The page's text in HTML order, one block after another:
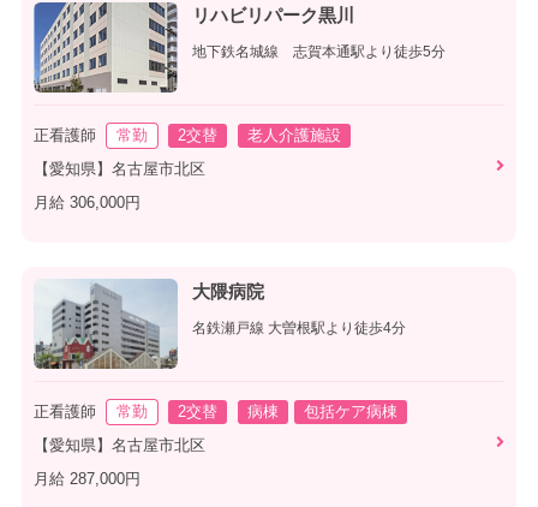
リハビリパーク黒川
地下鉄名城線 志賀本通駅より徒歩5分
正看護師 常勤 2交替
老人介護施設
【愛知県】名古屋市北区
月給 306,000円
大隈病院
名鉄瀬戸線 大曽根駅より徒歩4分
正看護師 常勤 2交替 病棟
包括ケア病棟
【愛知県】名古屋市北区
月給 287,000円